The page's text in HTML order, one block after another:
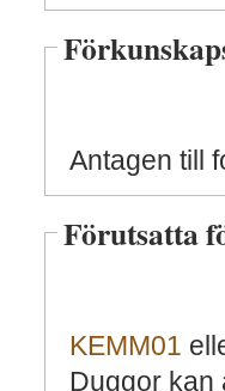
Antagen till
Förutsatta
KEMM01
Duggor kan